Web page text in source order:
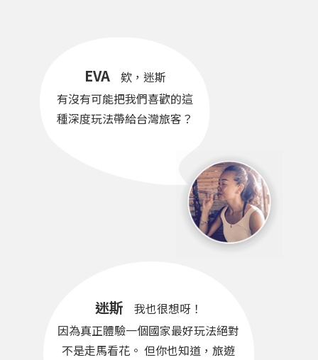
EVA
欸，迷斯
有沒有可能把我們喜歡的這
種深度玩法帶給台灣旅客？
迷斯
我也很想呀！
因為真正體驗一個國家最好玩法絕對
不是走馬看花。 但你也知道，旅遊